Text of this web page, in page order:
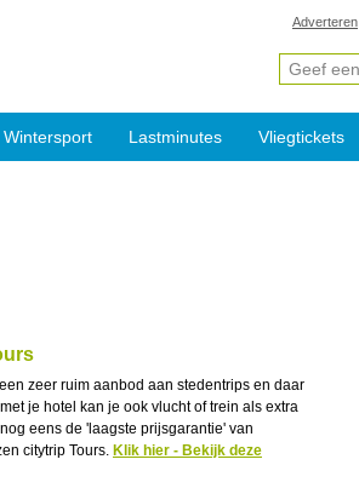
Adverteren
Wintersport Lastminutes Vliegtickets
zeer ruim aanbod aan stedentrips en daar
je hotel kan je ook vlucht of trein als extra
eens de 'laagste prijsgarantie' van
citytrip Tours. Klik hier - Bekijk deze